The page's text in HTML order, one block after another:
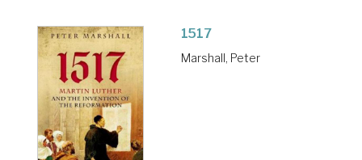
1517
Marshall, Peter